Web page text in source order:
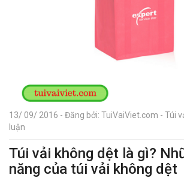
13/ 09/ 2016 - Đăng bởi: TuiVaiViet.com - Túi
luận
Túi vải không dệt là gì?
năng của túi vải không dệt